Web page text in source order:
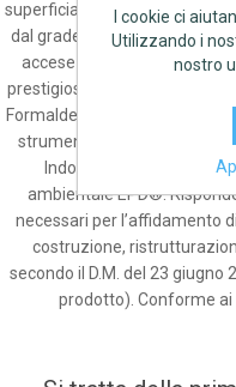
superficiali, come segni di
dal gradevole aspetto
accese e di tendenza. È
prestigiosi o per creare
Formaldeide free
strumentale e non
Indoor Air Quality di
ambientale EPD®.
necessari per l’affidamento
costruzione,
secondo il D.M. del 23 giugno
prodotto). Conforme
I cookie ci
Utilizzando i
nostro